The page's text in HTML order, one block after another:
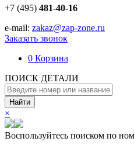
+7 (495) 481-40-16
e-mail: zakaz@zap-zone.ru
Заказать звонок
0 Корзина
ПОИСК ДЕТАЛИ
Найти
×
Воспользуйтесь поиском по